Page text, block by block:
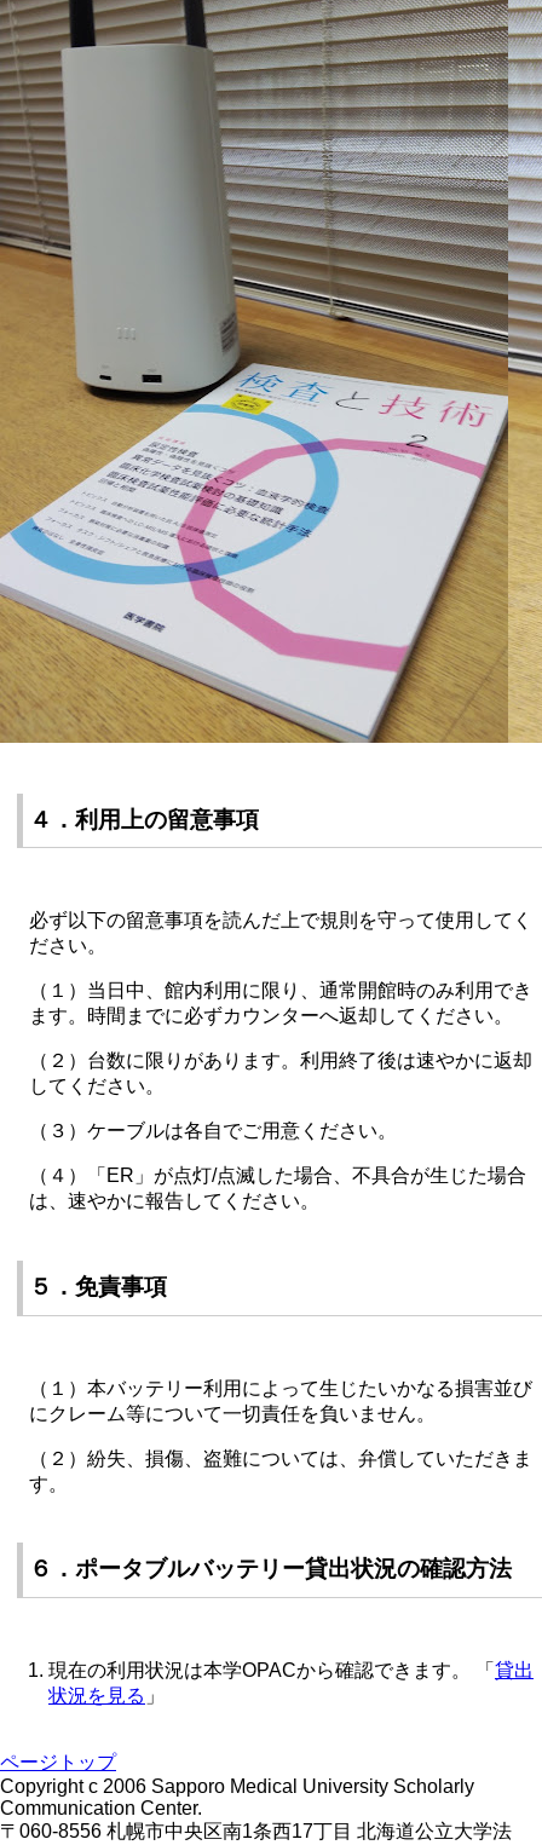
４．利用上の留意事項
必ず以下の留意事項を読んだ上で規則を守って使用してく
ださい。
（１）当日中、館内利用に限り、通常開館時のみ利用でき
ます。時間までに必ずカウンターへ返却してください。
（２）台数に限りがあります。利用終了後は速やかに返却
してください。
（３）ケーブルは各自でご用意ください。
（４）「ER」が点灯/点滅した場合、不具合が生じた場合
は、速やかに報告してください。
５．免責事項
（１）本バッテリー利用によって生じたいかなる損害並び
にクレーム等について一切責任を負いません。
（２）紛失、損傷、盗難については、弁償していただきま
す。
６．ポータブルバッテリー貸出状況の確認方法
現在の利用状況は本学OPACから確認できます。 「 貸出
状況を見る 」
ページトップ
Copyright c 2006 Sapporo Medical University Scholarly
Communication Center.
〒060-8556 札幌市中央区南1条西17丁目 北海道公立大学法